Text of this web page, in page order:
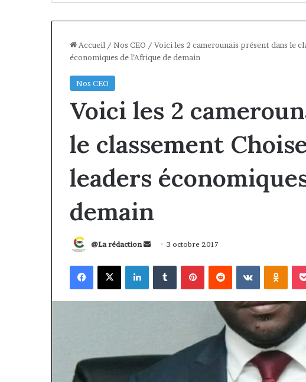
Accueil / Nos CEO / Voici les 2 camerounais présent dans le
économiques de l’Afrique de demain
Nos CEO
Voici les 2
le classement
leaders
demain
@La rédaction
Envoyer
courriel
3 octobre 2017
Facebook
X LinkedinTumblrPinterestReddit VKontakte